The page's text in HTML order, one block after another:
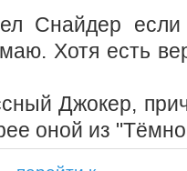
Снайдер
Хотя есть
Джокер,
оной из